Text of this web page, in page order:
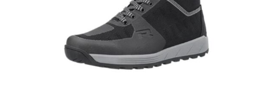
Prijava
Zaboravljena lozinka?